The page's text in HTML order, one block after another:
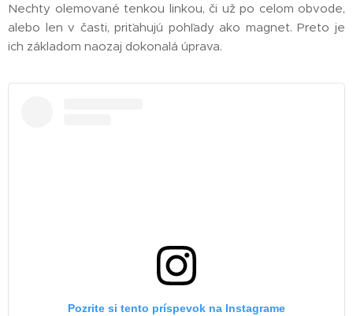
Nechty olemované tenkou linkou, či už po celom obvode,
alebo len v časti, priťahujú pohľady ako magnet. Preto je
ich základom naozaj dokonalá úprava.
Pozrite si tento príspevok na Instagrame